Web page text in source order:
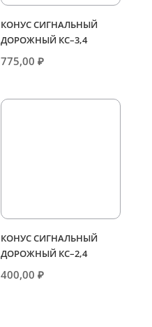
КОНУС СИГНАЛЬНЫЙ
ДОРОЖНЫЙ КС–3,4
775,00₽
КОНУС СИГНАЛЬНЫЙ
ДОРОЖНЫЙ КС–2,4
400,00₽